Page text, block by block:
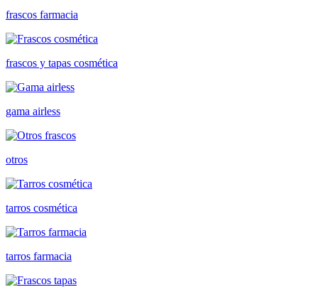
frascos farmacia
frascos y tapas cosmética
gama airless
otros
tarros cosmética
tarros farmacia